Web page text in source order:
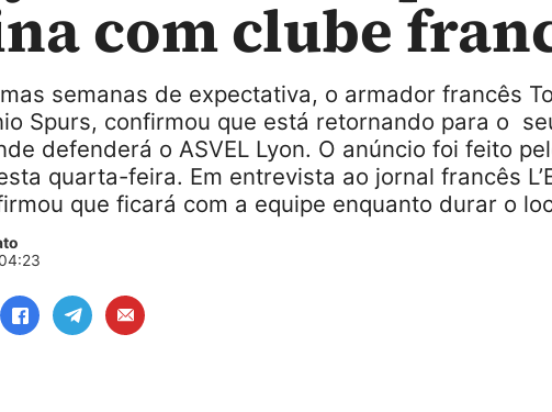
com clube
semanas de expectativa, o armador francês
Spurs, confirmou que está retornando para o
defenderá o ASVEL Lyon. O anúncio foi feito
quarta-feira. Em entrevista ao jornal francês
que ficará com a equipe enquanto durar o